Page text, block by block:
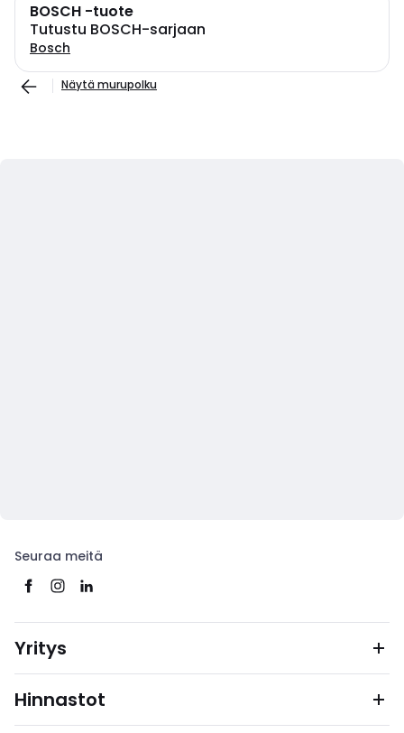
BOSCH -tuote
Tutustu BOSCH-sarjaan
Bosch
Näytä murupolku
Seuraa meitä
Yritys
Hinnastot